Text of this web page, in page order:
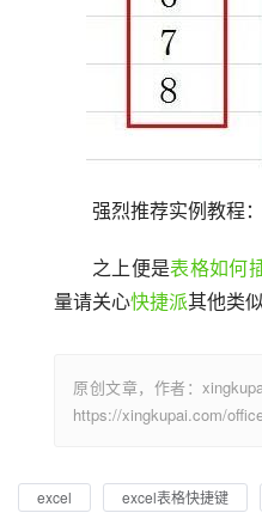
强烈推荐实例教程
之上便是表格如何
量请关心快捷派其他类
原创文章，作者：
https://xingkupai.com/
excel excel表格快捷键